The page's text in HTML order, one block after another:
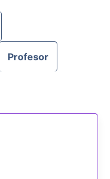
Profesor